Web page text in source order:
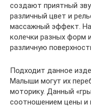
создают приятный
различный цвет и
массажный эффект.
колечки разных форм
различную
Подходит данное
Малыши могут их
моторику. Данный
соотношением цены и